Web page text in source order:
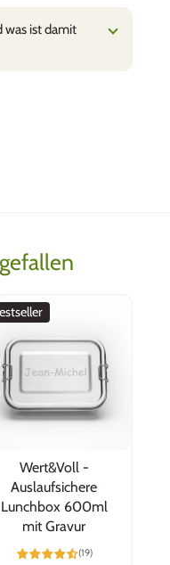
was ist damit
Wert&Voll -
Auslaufsichere
Lunchbox 600ml
mit Gravur
(19)